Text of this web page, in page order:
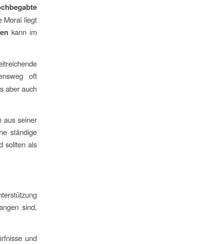
Moral liegt
kann im
oft
aber auch
aus seiner
ständige
sollten als
sind,
und